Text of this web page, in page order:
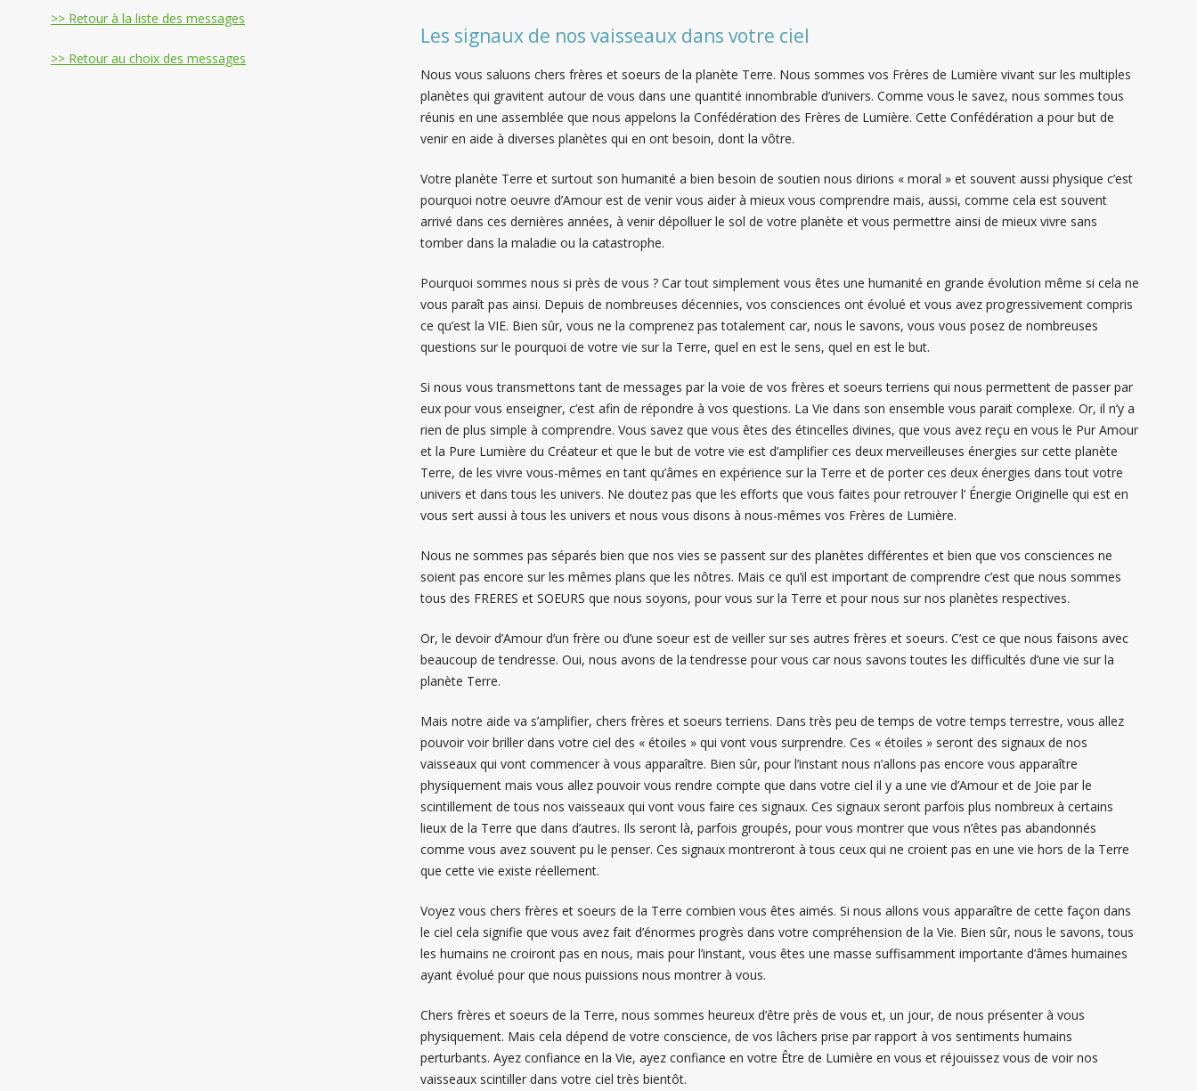
Les signaux de nos vaisseaux dans votre ciel
Nous vous saluons chers frères et soeurs de la planète Terre. Nous sommes vos Frères de Lumière vivant sur les multiples
planètes qui gravitent autour de vous dans une quantité innombrable d’univers. Comme vous le savez, nous sommes tous
réunis en une assemblée que nous appelons la Confédération des Frères de Lumière. Cette Confédération a pour but de
venir en aide à diverses planètes qui en ont besoin, dont la vôtre.
Votre planète Terre et surtout son humanité a bien besoin de soutien nous dirions « moral » et souvent aussi physique c’est
pourquoi notre oeuvre d’Amour est de venir vous aider à mieux vous comprendre mais, aussi, comme cela est souvent
arrivé dans ces dernières années, à venir dépolluer le sol de votre planète et vous permettre ainsi de mieux vivre sans
tomber dans la maladie ou la catastrophe.
Pourquoi sommes nous si près de vous ? Car tout simplement vous êtes une humanité en grande évolution même si cela ne
vous paraît pas ainsi. Depuis de nombreuses décennies, vos consciences ont évolué et vous avez progressivement compris
ce qu’est la VIE. Bien sûr, vous ne la comprenez pas totalement car, nous le savons, vous vous posez de nombreuses
questions sur le pourquoi de votre vie sur la Terre, quel en est le sens, quel en est le but.
Si nous vous transmettons tant de messages par la voie de vos frères et soeurs terriens qui nous permettent de passer par
eux pour vous enseigner, c’est afin de répondre à vos questions. La Vie dans son ensemble vous parait complexe. Or, il n’y a
rien de plus simple à comprendre. Vous savez que vous êtes des étincelles divines, que vous avez reçu en vous le Pur Amour
et la Pure Lumière du Créateur et que le but de votre vie est d’amplifier ces deux merveilleuses énergies sur cette planète
Terre, de les vivre vous-mêmes en tant qu’âmes en expérience sur la Terre et de porter ces deux énergies dans tout votre
univers et dans tous les univers. Ne doutez pas que les efforts que vous faites pour retrouver l’ Énergie Originelle qui est en
vous sert aussi à tous les univers et nous vous disons à nous-mêmes vos Frères de Lumière.
Nous ne sommes pas séparés bien que nos vies se passent sur des planètes différentes et bien que vos consciences ne
soient pas encore sur les mêmes plans que les nôtres. Mais ce qu’il est important de comprendre c’est que nous sommes
tous des FRERES et SOEURS que nous soyons, pour vous sur la Terre et pour nous sur nos planètes respectives.
Or, le devoir d’Amour d’un frère ou d’une soeur est de veiller sur ses autres frères et soeurs. C’est ce que nous faisons avec
beaucoup de tendresse. Oui, nous avons de la tendresse pour vous car nous savons toutes les difficultés d’une vie sur la
planète Terre.
Mais notre aide va s’amplifier, chers frères et soeurs terriens. Dans très peu de temps de votre temps terrestre, vous allez
pouvoir voir briller dans votre ciel des « étoiles » qui vont vous surprendre. Ces « étoiles » seront des signaux de nos
vaisseaux qui vont commencer à vous apparaître. Bien sûr, pour l’instant nous n’allons pas encore vous apparaître
physiquement mais vous allez pouvoir vous rendre compte que dans votre ciel il y a une vie d’Amour et de Joie par le
scintillement de tous nos vaisseaux qui vont vous faire ces signaux. Ces signaux seront parfois plus nombreux à certains
lieux de la Terre que dans d’autres. Ils seront là, parfois groupés, pour vous montrer que vous n’êtes pas abandonnés
comme vous avez souvent pu le penser. Ces signaux montreront à tous ceux qui ne croient pas en une vie hors de la Terre
que cette vie existe réellement.
Voyez vous chers frères et soeurs de la Terre combien vous êtes aimés. Si nous allons vous apparaître de cette façon dans
le ciel cela signifie que vous avez fait d’énormes progrès dans votre compréhension de la Vie. Bien sûr, nous le savons, tous
les humains ne croiront pas en nous, mais pour l’instant, vous êtes une masse suffisamment importante d’âmes humaines
ayant évolué pour que nous puissions nous montrer à vous.
Chers frères et soeurs de la Terre, nous sommes heureux d’être près de vous et, un jour, de nous présenter à vous
physiquement. Mais cela dépend de votre conscience, de vos lâchers prise par rapport à vos sentiments humains
perturbants. Ayez confiance en la Vie, ayez confiance en votre Être de Lumière en vous et réjouissez vous de voir nos
vaisseaux scintiller dans votre ciel très bientôt.
>> Retour à la liste des messages
>> Retour au choix des messages